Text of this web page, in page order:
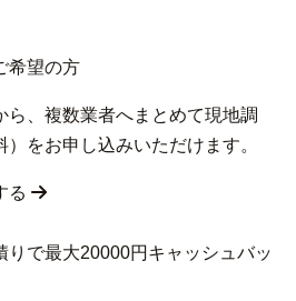
希望の方
ら、複数業者へまとめて現地調
をお申し込みいただけます。
る